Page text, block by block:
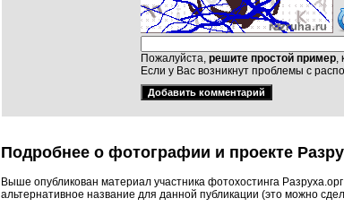
Пожалуйста, решите простой пример,
Если у Вас возникнут проблемы с
Подробнее о фотографии и проекте
Выше опубликован материал участника фотохостинга
альтернативное название для данной публикации (это можно